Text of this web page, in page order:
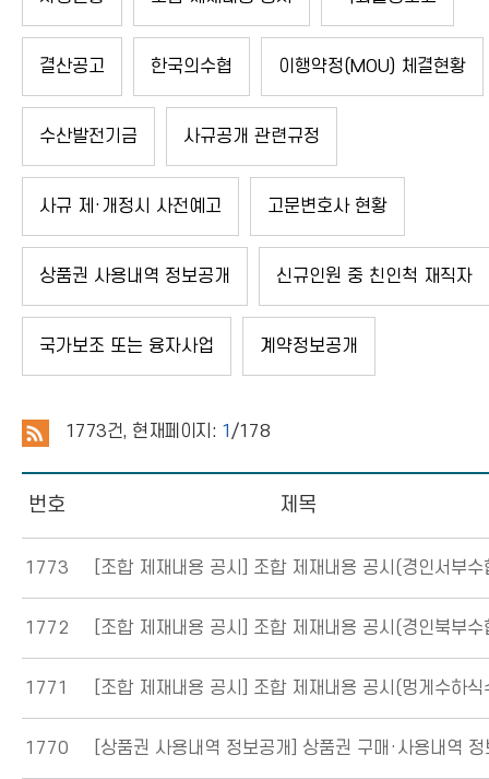
결산공고 한국의수협 이행약정(MOU) 체결현황
수산발전기금 사규공개 관련규정
사규 제·개정시 사전예고 고문변호사 현황
상품권 사용내역 정보공개 신규인원 중 친인척 재직자
국가보조 또는 융자사업 계약정보공개
1773건, 현재페이지: 1 /178
번호 제목
1773 [조합 제재내용 공시] 조합 제재내용 공시(경인서부수
1772 [조합 제재내용 공시] 조합 제재내용 공시(경인북부수
1771 [조합 제재내용 공시] 조합 제재내용 공시(멍게수하식수
1770 [상품권 사용내역 정보공개] 상품권 구매·사용내역 정보